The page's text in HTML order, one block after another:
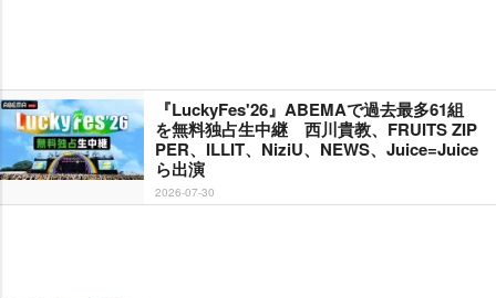
『LuckyFes'26』ABEMAで過去最多61組
を無料独占生中継 西川貴教、FRUITS ZIP
PER、ILLIT、NiziU、NEWS、Juice=Juice
ら出演
2026-07-30